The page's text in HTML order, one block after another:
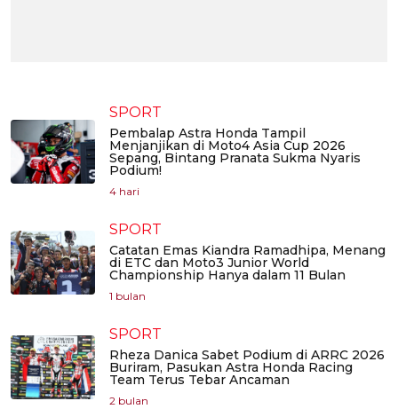
SPORT
Pembalap Astra Honda Tampil
Menjanjikan di Moto4 Asia Cup 2026
Sepang, Bintang Pranata Sukma Nyaris
Podium!
4 hari
SPORT
Catatan Emas Kiandra Ramadhipa, Menang
di ETC dan Moto3 Junior World
Championship Hanya dalam 11 Bulan
1 bulan
SPORT
Rheza Danica Sabet Podium di ARRC 2026
Buriram, Pasukan Astra Honda Racing
Team Terus Tebar Ancaman
2 bulan